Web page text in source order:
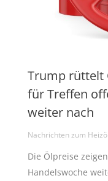
Trump rüttelt
für Treffen
weiter nach
Nachrichten zum
Die Ölpreise
Handelswoche